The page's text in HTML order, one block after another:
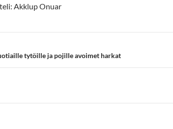
Akklup Onuar
tytöille ja pojille avoimet harkat